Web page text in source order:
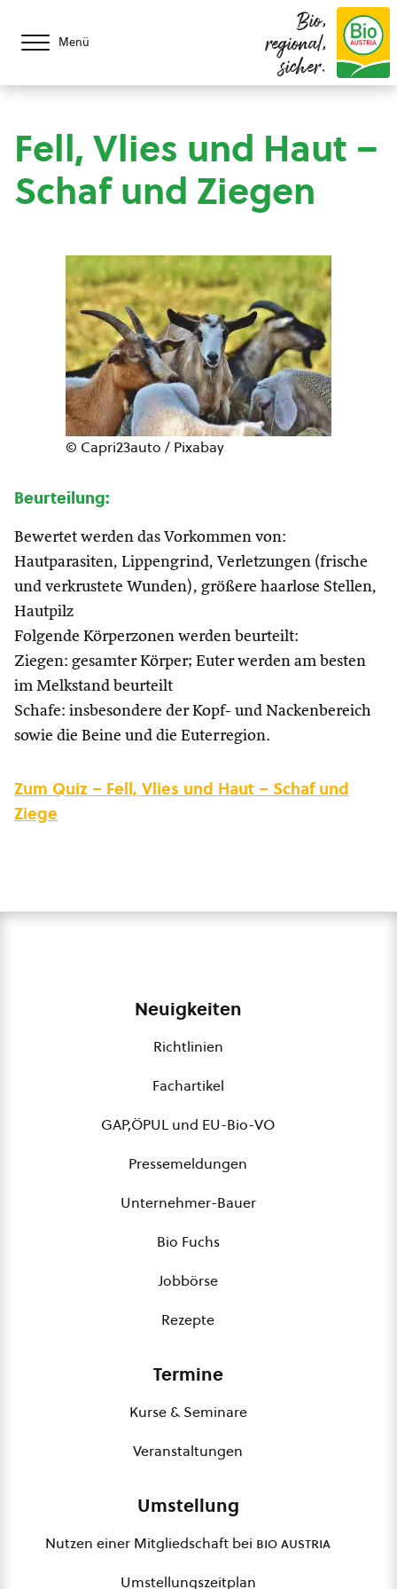
Menü
Bio,
regional,
sicher.
Fell, Vlies und Haut –
Schaf und Ziegen
© Capri23auto / Pixabay
Beurteilung:
Bewertet werden das Vorkommen von:
Hautparasiten, Lippengrind, Verletzungen (frische
und verkrustete Wunden), größere haarlose Stellen,
Hautpilz
Folgende Körperzonen werden beurteilt:
Ziegen: gesamter Körper; Euter werden am besten
im Melkstand beurteilt
Schafe: insbesondere der Kopf- und Nackenbereich
sowie die Beine und die Euterregion.
Zum Quiz – Fell, Vlies und Haut – Schaf und
Ziege
Neuigkeiten
Richtlinien
Fachartikel
GAP,ÖPUL und EU-Bio-VO
Pressemeldungen
Unternehmer-Bauer
Bio Fuchs
Jobbörse
Rezepte
Termine
Kurse & Seminare
Veranstaltungen
Umstellung
Nutzen einer Mitgliedschaft bei bio austria
Umstellungszeitplan